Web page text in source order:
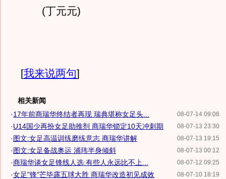
(丁元元)
[我来说两句]
相关新闻
08-07-14 09:08
·17年前商瑞华终结者再现 瑞典堪称女足头...
08-07-13 23:30
·U14国少再扮女足助推剂 商瑞华锁定10天冲刺期
08-07-13 19:15
·图文:女足高温训练磨练意志 商瑞华讲解
08-07-13 00:12
·图文:女足备战奥运 浦玮半身倾斜
08-07-12 09:25
·商瑞华谈女足锋线人选:有些人永远比不上...
08-07-10 18:19
·女足"锋"芒毕露五球大胜 商瑞华改造初见成效